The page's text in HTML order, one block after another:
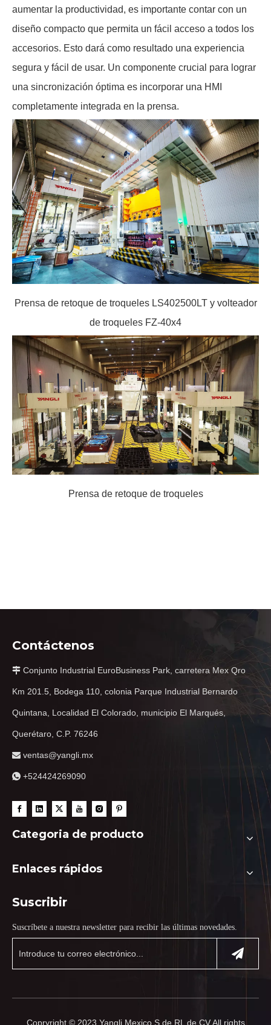
aumentar la productividad, es importante contar con un
diseño compacto que permita un fácil acceso a todos los
accesorios. Esto dará como resultado una experiencia
segura y fácil de usar. Un componente crucial para lograr
una sincronización óptima es incorporar una HMI
completamente integrada en la prensa.
Prensa de retoque de troqueles LS402500LT y volteador
de troqueles FZ-40x4
Prensa de retoque de troqueles
Contáctenos
 Conjunto Industrial EuroBusiness Park, carretera Mex Qro
Km 201.5, Bodega 110, colonia Parque Industrial Bernardo
Quintana, Localidad El Colorado, municipio El Marqués,
Querétaro, C.P. 76246
 ventas@yangli.mx
 +524424269090
Categoria de producto
Enlaces rápidos
Suscribir
Suscríbete a nuestra newsletter para recibir las últimas novedades.
Copryright © 2023 Yangli Mexico S de RL de CV All rights